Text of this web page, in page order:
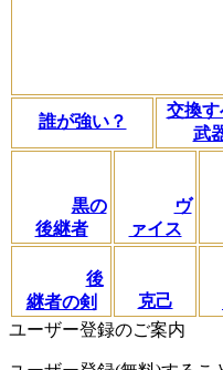
誰が強い？
交換す
武
黒の
後継者
ヴ
ァイス
後
継者の剣
克己
ユーザー登録のご案内